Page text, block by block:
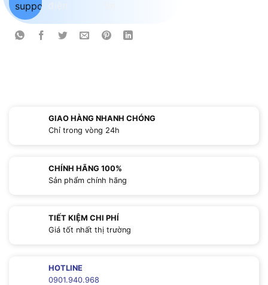
GIAO HÀNG NHANH CHÓNG
Chỉ trong vòng 24h
CHÍNH HÃNG 100%
Sản phẩm chính hãng
TIẾT KIỆM CHI PHÍ
Giá tốt nhất thị trường
HOTLINE
0901.940.968